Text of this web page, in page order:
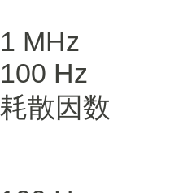
1 MHz
100 Hz
耗散因数